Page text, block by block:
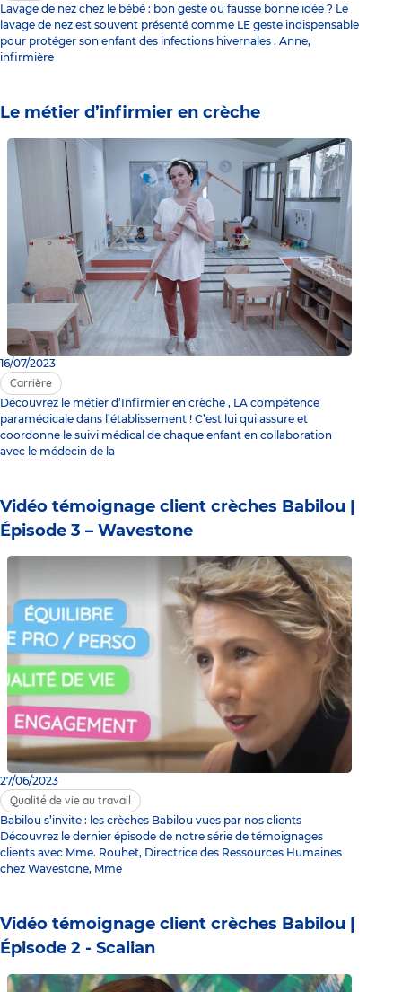
Lavage de nez chez le bébé : bon geste ou fausse bonne idée ? Le
lavage de nez est souvent présenté comme LE geste indispensable
pour protéger son enfant des infections hivernales . Anne,
infirmière
Le métier d’infirmier en crèche
16/07/2023
Carrière
Découvrez le métier d’Infirmier en crèche , LA compétence
paramédicale dans l’établissement ! C’est lui qui assure et
coordonne le suivi médical de chaque enfant en collaboration
avec le médecin de la
Vidéo témoignage client crèches Babilou |
Épisode 3 – Wavestone
27/06/2023
Qualité de vie au travail
Babilou s’invite : les crèches Babilou vues par nos clients
Découvrez le dernier épisode de notre série de témoignages
clients avec Mme. Rouhet, Directrice des Ressources Humaines
chez Wavestone, Mme
Vidéo témoignage client crèches Babilou |
Épisode 2 - Scalian